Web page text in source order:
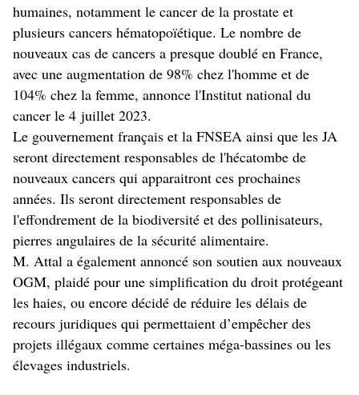
humaines, notamment le cancer de la prostate et
plusieurs cancers hématopoïétique. Le nombre de
nouveaux cas de cancers a presque doublé en France,
avec une augmentation de 98% chez l'homme et de
104% chez la femme, annonce l'Institut national du
cancer le 4 juillet 2023.
Le gouvernement français et la FNSEA ainsi que les JA
seront directement responsables de l'hécatombe de
nouveaux cancers qui apparaitront ces prochaines
années. Ils seront directement responsables de
l'effondrement de la biodiversité et des pollinisateurs,
pierres angulaires de la sécurité alimentaire.
M. Attal a également annoncé son soutien aux nouveaux
OGM, plaidé pour une simplification du droit protégeant
les haies, ou encore décidé de réduire les délais de
recours juridiques qui permettaient d’empêcher des
projets illégaux comme certaines méga-bassines ou les
élevages industriels.